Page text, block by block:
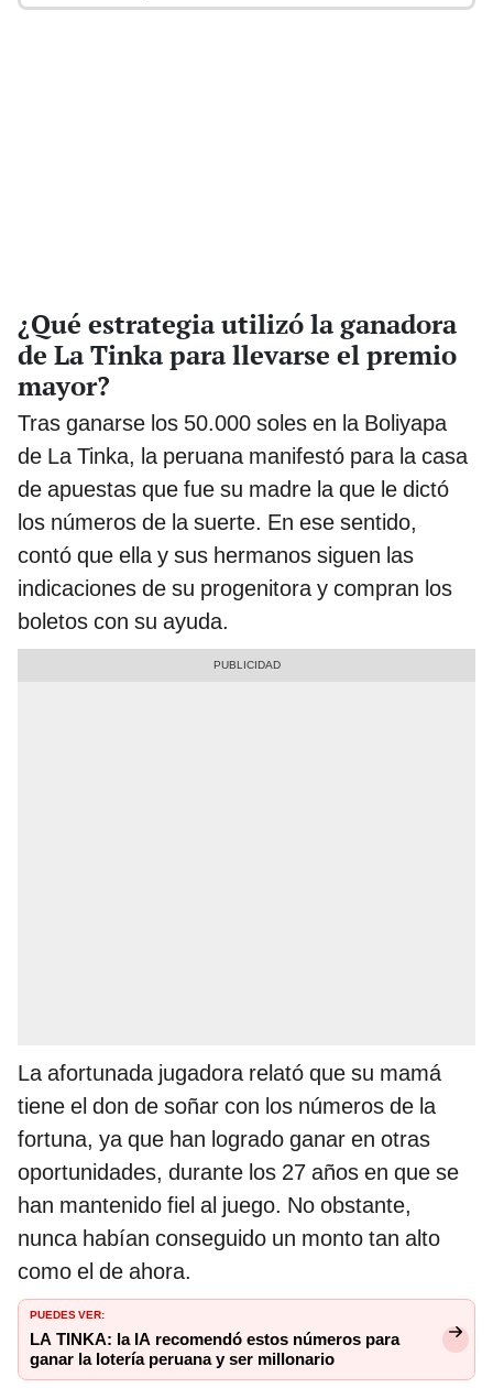
¿Qué estrategia utilizó la ganadora
de La Tinka para llevarse el premio
mayor?
Tras ganarse los 50.000 soles en la Boliyapa
de La Tinka, la peruana manifestó para la casa
de apuestas que fue su madre la que le dictó
los números de la suerte. En ese sentido,
contó que ella y sus hermanos siguen las
indicaciones de su progenitora y compran los
boletos con su ayuda.
La afortunada jugadora relató que su mamá
tiene el don de soñar con los números de la
fortuna, ya que han logrado ganar en otras
oportunidades, durante los 27 años en que se
han mantenido fiel al juego. No obstante,
nunca habían conseguido un monto tan alto
como el de ahora.
PUEDES VER:
LA TINKA: la IA recomendó estos números para
ganar la lotería peruana y ser millonario